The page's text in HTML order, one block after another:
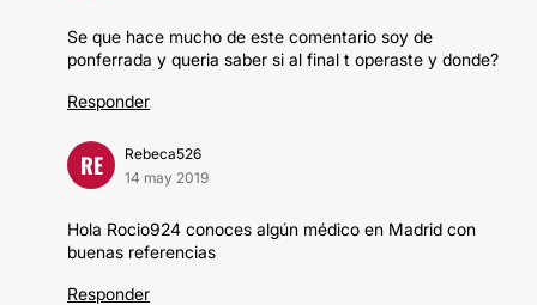
Se que hace mucho de este comentario soy de
ponferrada y queria saber si al final t operaste y donde?
Responder
RE
Rebeca526
14 may 2019
Hola Rocio924 conoces algún médico en Madrid con
buenas referencias
Responder